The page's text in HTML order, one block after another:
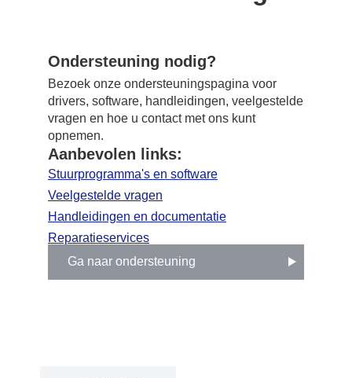
Ondersteuning nodig?
Bezoek onze ondersteuningspagina voor
drivers, software, handleidingen, veelgestelde
vragen en hoe u contact met ons kunt
opnemen.
Aanbevolen links:
Stuurprogramma's en software
Veelgestelde vragen
Handleidingen en documentatie
Reparatieservices
Ga naar ondersteuning